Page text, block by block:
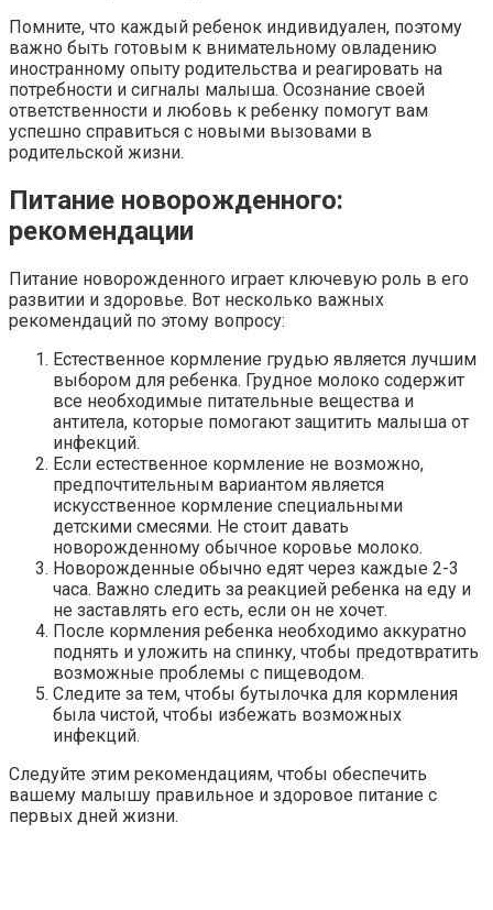
Помните, что каждый ребенок индивидуален, поэтому
важно быть готовым к внимательному овладению
иностранному опыту родительства и реагировать на
потребности и сигналы малыша. Осознание своей
ответственности и любовь к ребенку помогут вам
успешно справиться с новыми вызовами в
родительской жизни.
Питание новорожденного:
рекомендации
Питание новорожденного играет ключевую роль в его
развитии и здоровье. Вот несколько важных
рекомендаций по этому вопросу:
Естественное кормление грудью является лучшим
выбором для ребенка. Грудное молоко содержит
все необходимые питательные вещества и
антитела, которые помогают защитить малыша от
инфекций.
Если естественное кормление не возможно,
предпочтительным вариантом является
искусственное кормление специальными
детскими смесями. Не стоит давать
новорожденному обычное коровье молоко.
Новорожденные обычно едят через каждые 2-3
часа. Важно следить за реакцией ребенка на еду и
не заставлять его есть, если он не хочет.
После кормления ребенка необходимо аккуратно
поднять и уложить на спинку, чтобы предотвратить
возможные проблемы с пищеводом.
Следите за тем, чтобы бутылочка для кормления
была чистой, чтобы избежать возможных
инфекций.
Следуйте этим рекомендациям, чтобы обеспечить
вашему малышу правильное и здоровое питание с
первых дней жизни.